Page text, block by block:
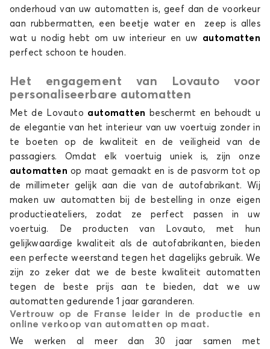
onderhoud van uw automatten is, geef dan de voorkeur
aan rubbermatten, een beetje water en zeep is alles
wat u nodig hebt om uw interieur en uw automatten
perfect schoon te houden.
Het engagement van Lovauto voor
personaliseerbare automatten
Met de Lovauto automatten beschermt en behoudt u
de elegantie van het interieur van uw voertuig zonder in
te boeten op de kwaliteit en de veiligheid van de
passagiers. Omdat elk voertuig uniek is, zijn onze
automatten op maat gemaakt en is de pasvorm tot op
de millimeter gelijk aan die van de autofabrikant. Wij
maken uw automatten bij de bestelling in onze eigen
productieateliers, zodat ze perfect passen in uw
voertuig. De producten van Lovauto, met hun
gelijkwaardige kwaliteit als de autofabrikanten, bieden
een perfecte weerstand tegen het dagelijks gebruik. We
zijn zo zeker dat we de beste kwaliteit automatten
tegen de beste prijs aan te bieden, dat we uw
automatten gedurende 1 jaar garanderen.
Vertrouw op de Franse leider in de productie en
online verkoop van automatten op maat.
We werken al meer dan 30 jaar samen met